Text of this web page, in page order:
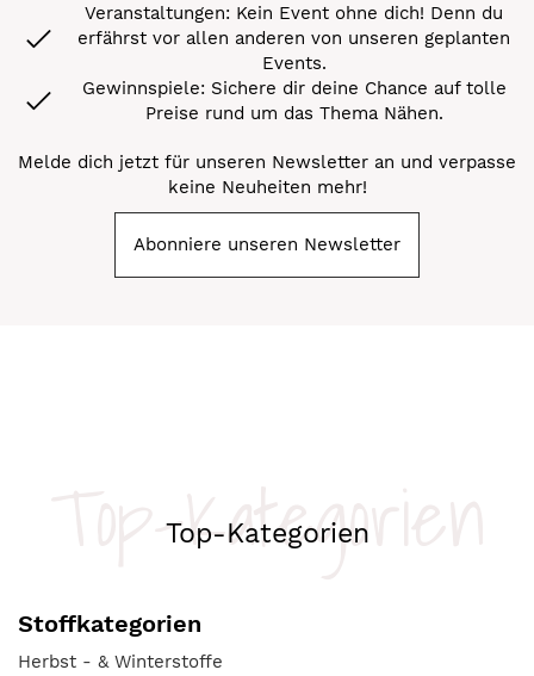
Veranstaltungen: Kein Event ohne dich! Denn du
erfährst vor allen anderen von unseren geplanten
Events.
Gewinnspiele: Sichere dir deine Chance auf tolle
Preise rund um das Thema Nähen.
Melde dich jetzt für unseren Newsletter an und verpasse
keine Neuheiten mehr!
Abonniere unseren Newsletter
Top-Kategorien
Top-Kategorien
Stoffkategorien
Herbst - & Winterstoffe